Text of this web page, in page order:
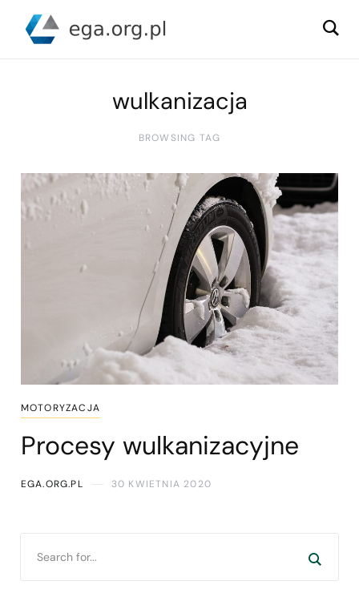
wulkanizacja
BROWSING TAG
MOTORYZACJA
Procesy wulkanizacyjne
EGA.ORG.PL 30 KWIETNIA 2020